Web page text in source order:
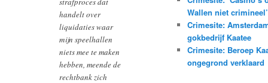
handelt over
liquidaties waar
mijn speelhallen
niets mee te maken
hebben, meende de
rechtbank zich
Wallen niet crimineel’
Crimesite:
gokbedrijf Kaatee
Crimesite: Beroep
ongegrond verklaard